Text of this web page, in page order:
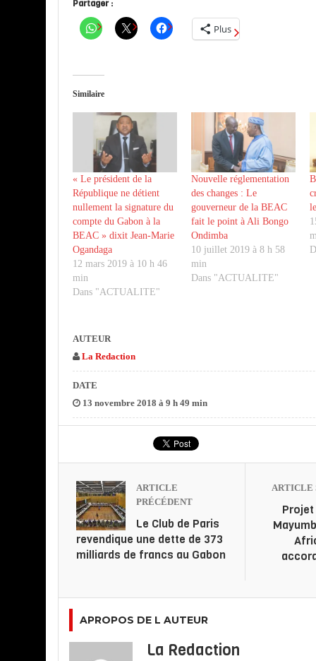
Partager :
Plus
Similaire
« Le président de la
République ne détient
nullement la signature du
compte du Gabon à la
BEAC » dixit Jean-Marie
Ogandaga
12 mars 2019 à 10 h 46
min
Dans "ACTUALITE"
Nouvelle réglementation
des changes : Le
gouverneur de la BEAC
fait le point à Ali Bongo
Ondimba
10 juillet 2019 à 8 h 58
min
Dans "ACTUALITE"
AUTEUR
La Redaction
DATE
13 novembre 2018 à 9 h 49 min
ARTICLE
PRÉCÉDENT
Le Club de Paris
revendique une dette de 373
milliards de francs au Gabon
ARTICLE
Projet
APROPOS DE L AUTEUR
La Redaction